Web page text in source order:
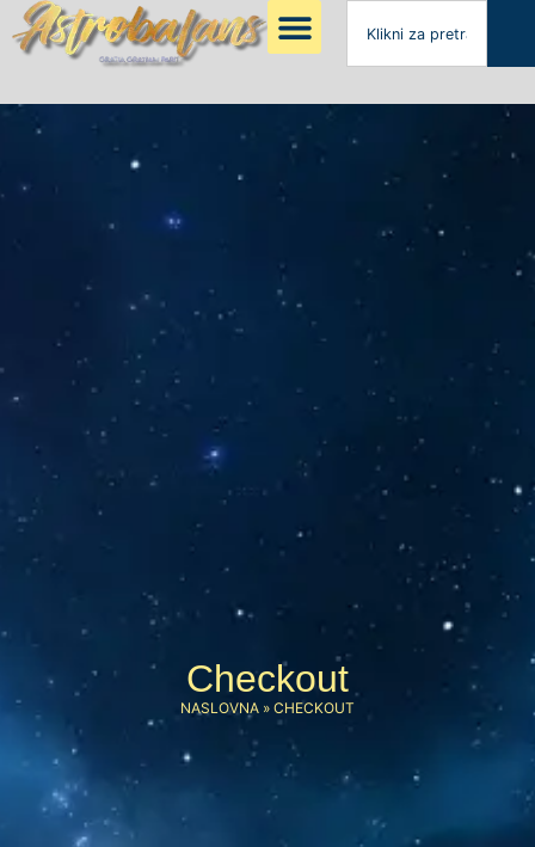
Checkout
NASLOVNA » CHECKOUT